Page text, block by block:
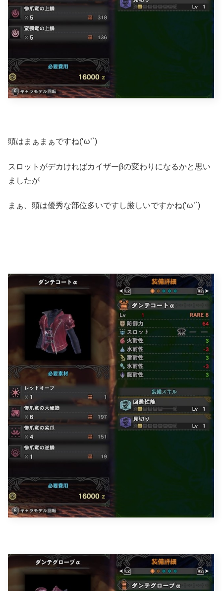
頭はまぁまぁですね(‘ω’`)
スロットがデカければカイザーβの変わりになるかと思い
ましたが
まぁ、頭は優秀な部位多いですし厳しいですかね(‘ω’`)